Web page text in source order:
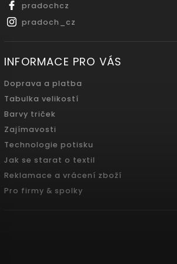
pradochcz
pradoch_cz
INFORMACE PRO VÁS
Doprava a platba
Tabulka velikostí
Barvy triček
Zajímavosti
Technologie potisku
Jak se starat o textil
Reklamace a vrácení zboží
Pro firmy & spolky